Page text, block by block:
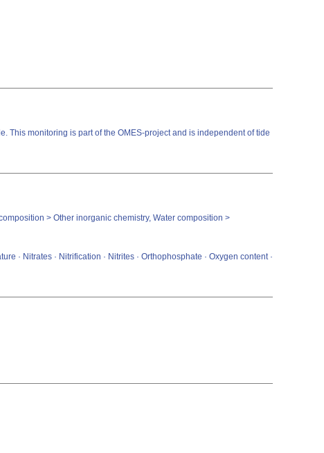
This monitoring is part of the OMES-project and is independent of tide
> Other inorganic chemistry, Water composition >
· Nitrates · Nitrification · Nitrites · Orthophosphate · Oxygen content ·